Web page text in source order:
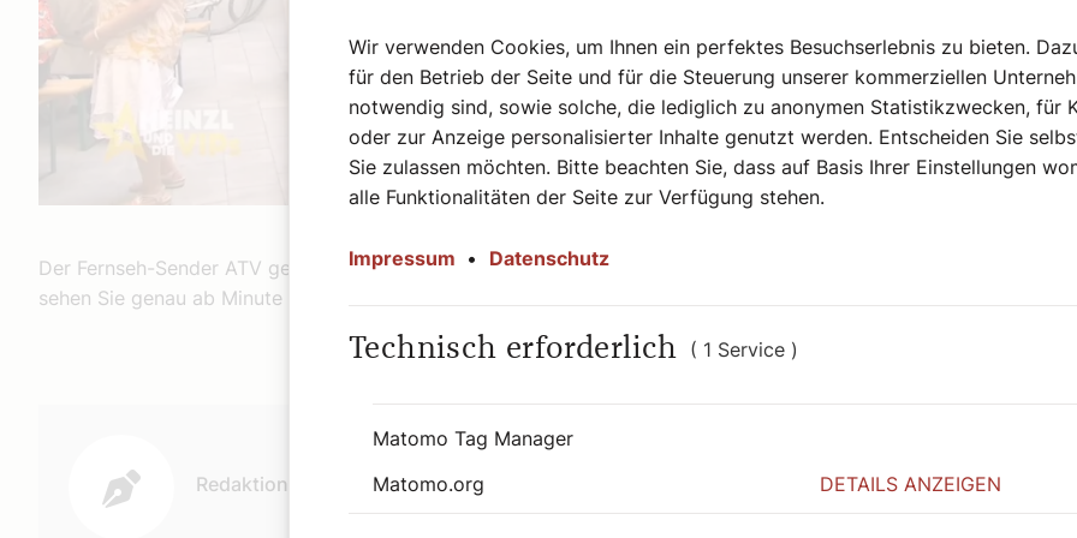
Der Fernseh-Sender ATV gestaltete den Beitrag, in dem "Der SONNTAG" auch eine Rolle spielt,
sehen Sie genau ab Minute 1:00.
Redaktion
Wir verwenden Cookies, um Ihnen ein perfektes Besuchserlebnis zu bieten.
für den Betrieb der Seite und für die Steuerung unserer kommerziellen
notwendig sind, sowie solche, die lediglich zu anonymen Statistikzwecken, für
oder zur Anzeige personalisierter Inhalte genutzt werden. Entscheiden Sie
Sie zulassen möchten. Bitte beachten Sie, dass auf Basis Ihrer Einstellungen
alle Funktionalitäten der Seite zur Verfügung stehen.
Impressum • Datenschutz
Technisch erforderlich ( 1 Service )
Matomo Tag Manager
Matomo.org
DETAILS ANZEIGEN